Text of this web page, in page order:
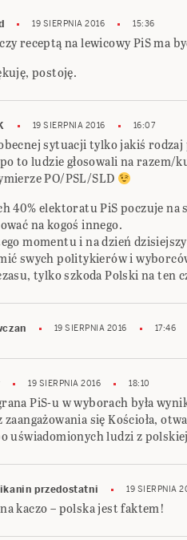
19 SIERPNIA 2016 15:36
receptą na lewicowy PiS ma
postoję.
19 SIERPNIA 2016 16:07
sytuacji tylko jakiś
to ludzie głosowali na razem/
PO/PSL/SLD
40% elektoratu PiS poczuje
na kogoś innego.
momentu i na dzień
swych politykierów i
tylko szkoda Polski na ten
19 SIERPNIA 2016 17:46
19 SIERPNIA 2016 18:10
PiS-u w wyborach była
zaangażowania się Kościoła,
uświadomionych ludzi z
przedostatni 19 SIERPNIA
kaczo – polska jest faktem!